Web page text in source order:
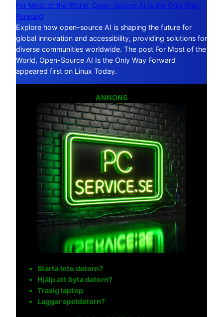
For Most of the World, Open-Source AI Is the Only Way
Forward
Explore how open-source AI is shaping the future for
global innovation and accessibility, providing solutions for
diverse communities worldwide. The post For Most of the
World, Open-Source AI Is the Only Way Forward
appeared first on Linux Today.
ANNONS
Starta inte datorn?
Hjälp att byta datorn?
Trasig laptop
Laggar speldatorn?